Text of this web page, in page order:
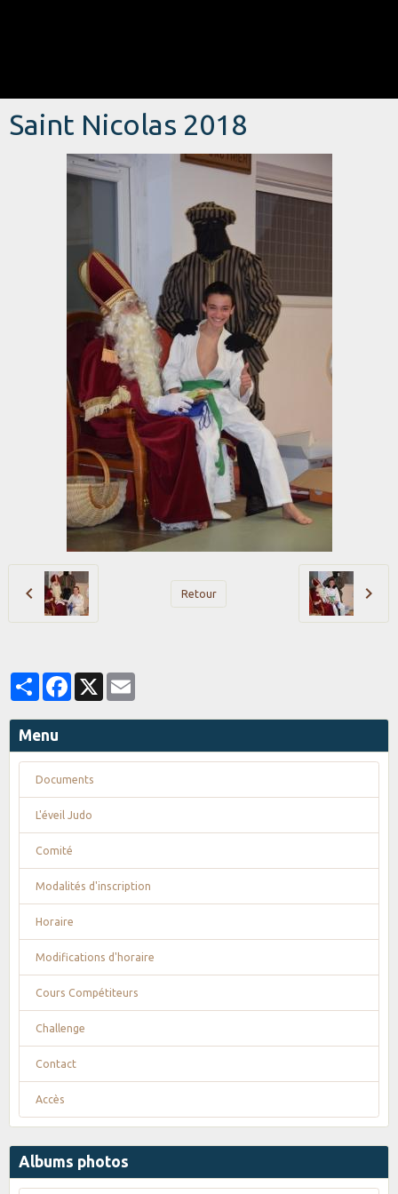
Saint Nicolas 2018
Retour
PartagerFacebook
X
Menu
Documents
L'éveil Judo
Comité
Modalités d'inscription
Horaire
Modifications d'horaire
Cours Compétiteurs
Challenge
Contact
Accès
Albums photos